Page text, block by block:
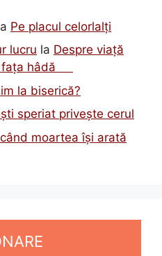
Pe placul celorlalți
lucru la Despre viață
fața hâdă
la biserică?
speriat privește cerul
moartea își arată